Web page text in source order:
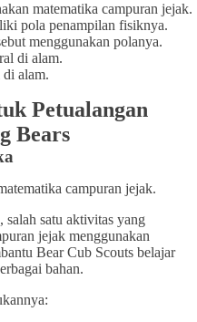
matematika campuran jejak.
pola penampilan fisiknya.
menggunakan polanya.
di alam.
alam.
Petualangan
Bears
campuran jejak.
salah satu aktivitas yang
jejak menggunakan
Bear Cub Scouts belajar
bahan.